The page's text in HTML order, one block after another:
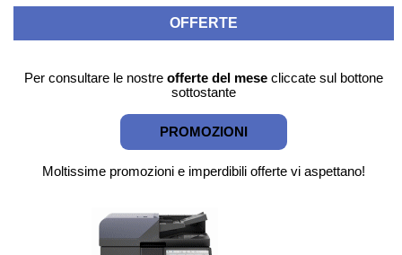
OFFERTE
Per consultare le nostreofferte del mesecliccate sul bottone
sottostante
PROMOZIONI
Moltissime promozioni e imperdibili offerte vi aspettano!